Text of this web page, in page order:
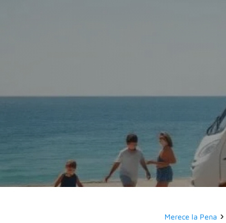
Merece la Pena